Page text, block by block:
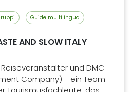
Guide multilingua
AND SLOW ITALY
und DMC
Company) - ein Team